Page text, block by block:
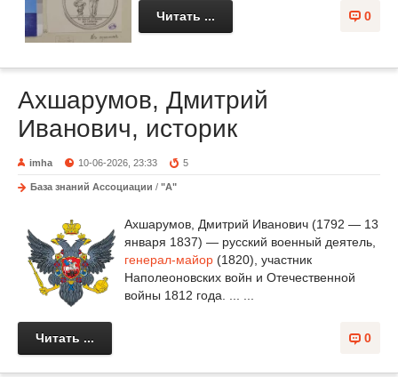
0
Читать ...
Ахшарумов, Дмитрий
Иванович, историк
imha 10-06-2026, 23:33 5
База знаний Ассоциации / "А"
Ахшарумов, Дмитрий Иванович (1792 — 13
января 1837) — русский военный деятель,
генерал-майор (1820), участник
Наполеоновских войн и Отечественной
войны 1812 года. ... ...
0
Читать ...